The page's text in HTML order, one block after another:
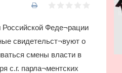
Феде¬рации
свидетельст¬вуют о
смены власти в
с.г. парла¬ментских